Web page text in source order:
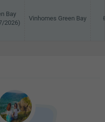
Bay
2026)
Vinhomes Green Bay